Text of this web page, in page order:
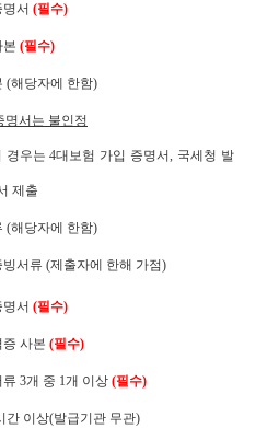
서 (필수)
본 (필수)
(해당자에 한함)
서는 불인정
우는 4대보험 가입 증명서, 국세청 발
제출
(해당자에 한함)
서류 (제출자에 한해 가점)
서 (필수)
사본 (필수)
3개 중 1개 이상 (필수)
간 이상(발급기관 무관)